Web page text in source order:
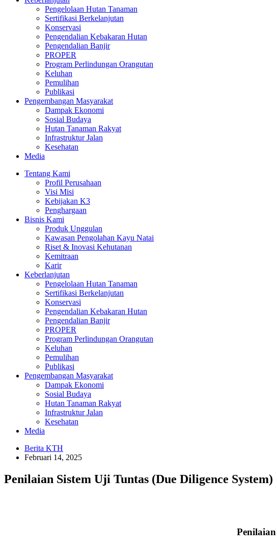
Pengelolaan Hutan Tanaman
Sertifikasi Berkelanjutan
Konservasi
Pengendalian Kebakaran Hutan
Pengendalian Banjir
PROPER
Program Perlindungan Orangutan
Keluhan
Pemulihan
Publikasi
Pengembangan Masyarakat
Dampak Ekonomi
Sosial Budaya
Hutan Tanaman Rakyat
Infrastruktur Jalan
Kesehatan
Media
Tentang Kami
Profil Perusahaan
Visi Misi
Kebijakan K3
Penghargaan
Bisnis Kami
Produk Unggulan
Kawasan Pengolahan Kayu Natai
Riset & Inovasi Kehutanan
Kemitraan
Karir
Keberlanjutan
Pengelolaan Hutan Tanaman
Sertifikasi Berkelanjutan
Konservasi
Pengendalian Kebakaran Hutan
Pengendalian Banjir
PROPER
Program Perlindungan Orangutan
Keluhan
Pemulihan
Publikasi
Pengembangan Masyarakat
Dampak Ekonomi
Sosial Budaya
Hutan Tanaman Rakyat
Infrastruktur Jalan
Kesehatan
Media
Berita KTH
Februari 14, 2025
Penilaian Sistem Uji Tuntas (Due Diligence System)